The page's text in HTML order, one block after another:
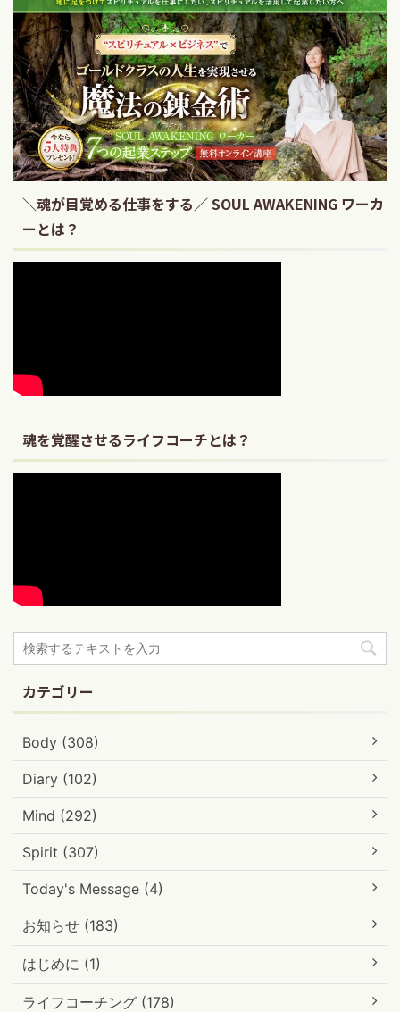
＼魂が目覚める仕事をする／ SOUL AWAKENING ワーカ
ーとは？
魂を覚醒させるライフコーチとは？
カテゴリー
Body (308)
Diary (102)
Mind (292)
Spirit (307)
Today's Message (4)
お知らせ (183)
はじめに (1)
ライフコーチング (178)